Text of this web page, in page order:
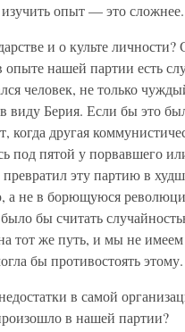
опыт — это сложнее.
и о культе личности?
нашей партии есть
человек, не только
Берия. Если бы это
другая
под пятой у порвавшего
эту партию в
а не в борющуюся
бы считать
тот же путь, и мы не
бы противостоять этому.
в самой
в нашей партии?